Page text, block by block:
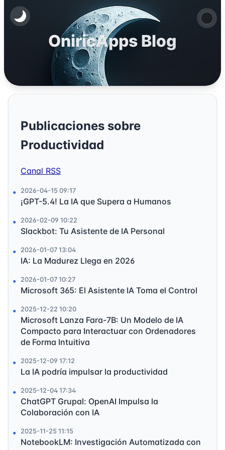
OniricApps Blog
Publicaciones sobre
Productividad
Canal RSS
2026-04-15 09:17
¡GPT-5.4! La IA que Supera a Humanos
2026-02-09 10:22
Slackbot: Tu Asistente de IA Personal
2026-01-07 13:04
IA: La Madurez Llega en 2026
2026-01-07 10:27
Microsoft 365: El Asistente IA Toma el Control
2025-12-22 10:20
Microsoft Lanza Fara-7B: Un Modelo de IA
Compacto para Interactuar con Ordenadores
de Forma Intuitiva
2025-12-09 17:12
La IA podría impulsar la productividad
2025-12-04 17:34
ChatGPT Grupal: OpenAI Impulsa la
Colaboración con IA
2025-11-25 11:15
NotebookLM: Investigación Automatizada con